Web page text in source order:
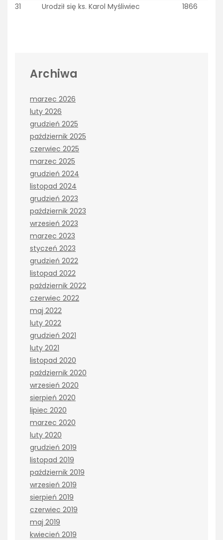
31
Urodził się ks. Karol Myśliwiec 1866
Archiwa
marzec 2026
luty 2026
grudzień 2025
październik 2025
czerwiec 2025
marzec 2025
grudzień 2024
listopad 2024
grudzień 2023
październik 2023
wrzesień 2023
marzec 2023
styczeń 2023
grudzień 2022
listopad 2022
październik 2022
czerwiec 2022
maj 2022
luty 2022
grudzień 2021
luty 2021
listopad 2020
październik 2020
wrzesień 2020
sierpień 2020
lipiec 2020
marzec 2020
luty 2020
grudzień 2019
listopad 2019
październik 2019
wrzesień 2019
sierpień 2019
czerwiec 2019
maj 2019
kwiecień 2019